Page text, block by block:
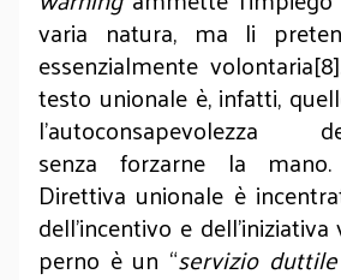
varia natura, ma li
essenzialmente
testo unionale è, infatti,
l'autoconsapevolezza
senza forzarne la
Direttiva unionale è
dell’incentivo e
perno è un “servizio